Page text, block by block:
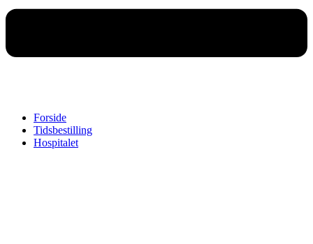
Forside
Tidsbestilling
Hospitalet